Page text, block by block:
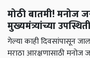
मोठी बातमी! मनोज
मुख्यमंत्र्यांच्या
गेल्या काही दिवसांपासून
मराठा आरक्षणासाठी मनोज